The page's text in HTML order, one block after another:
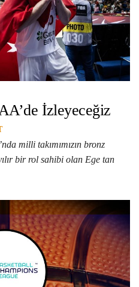
İzleyeceğiz
milli takımımızın bronz
bir rol sahibi olan Ege tan